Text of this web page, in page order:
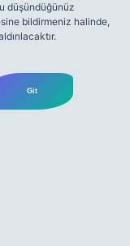
düşündüğünüz
bildirmeniz halinde,